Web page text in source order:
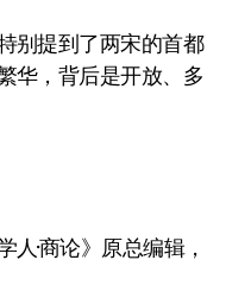
别提到了两宋的首都
华，背后是开放、多
人·商论》原总编辑，